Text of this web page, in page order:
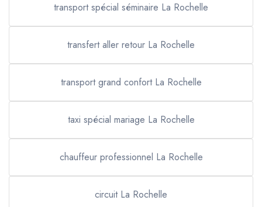
transport spécial séminaire La Rochelle
transfert aller retour La Rochelle
transport grand confort La Rochelle
taxi spécial mariage La Rochelle
chauffeur professionnel La Rochelle
circuit La Rochelle